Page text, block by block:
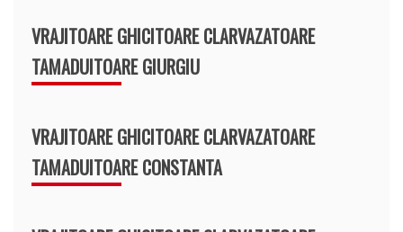
VRAJITOARE GHICITOARE CLARVAZATOARE
TAMADUITOARE GIURGIU
VRAJITOARE GHICITOARE CLARVAZATOARE
TAMADUITOARE CONSTANTA